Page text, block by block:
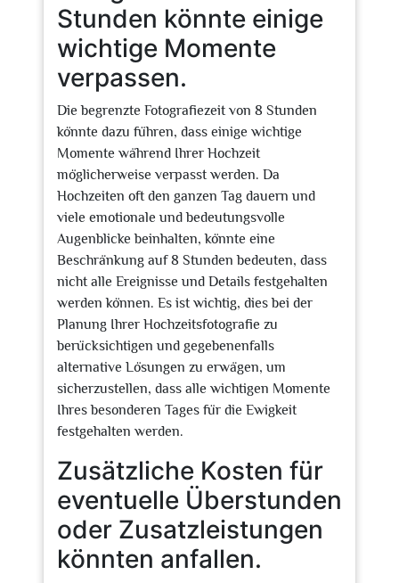
Stunden könnte einige
wichtige Momente
verpassen.
Die begrenzte Fotografiezeit von 8 Stunden
könnte dazu führen, dass einige wichtige
Momente während Ihrer Hochzeit
möglicherweise verpasst werden. Da
Hochzeiten oft den ganzen Tag dauern und
viele emotionale und bedeutungsvolle
Augenblicke beinhalten, könnte eine
Beschränkung auf 8 Stunden bedeuten, dass
nicht alle Ereignisse und Details festgehalten
werden können. Es ist wichtig, dies bei der
Planung Ihrer Hochzeitsfotografie zu
berücksichtigen und gegebenenfalls
alternative Lösungen zu erwägen, um
sicherzustellen, dass alle wichtigen Momente
Ihres besonderen Tages für die Ewigkeit
festgehalten werden.
Zusätzliche Kosten für
eventuelle Überstunden
oder Zusatzleistungen
könnten anfallen.